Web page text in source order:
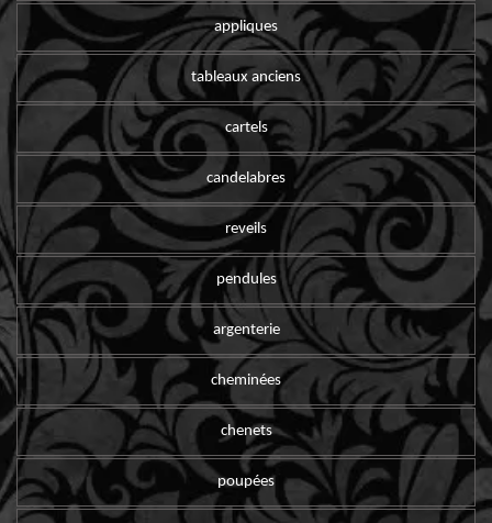
appliques
tableaux anciens
cartels
candelabres
reveils
pendules
argenterie
cheminées
chenets
poupées